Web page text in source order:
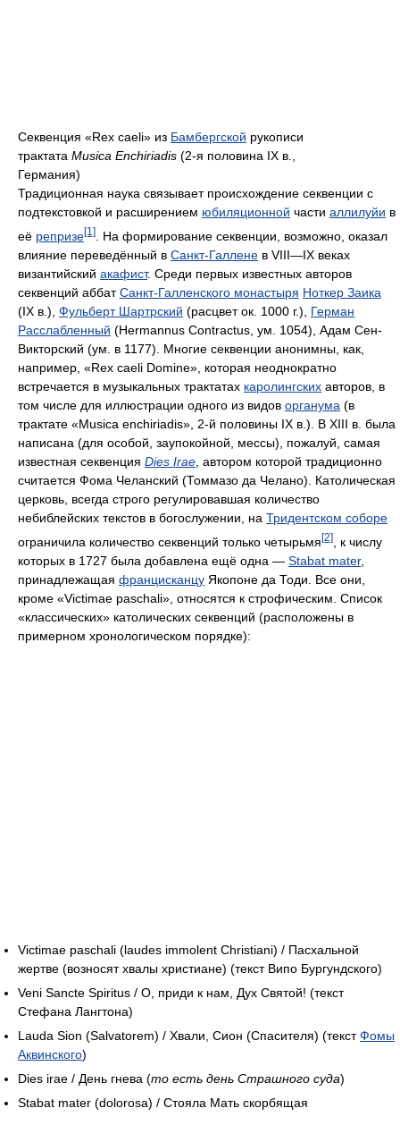
Секвенция «Rex caeli» из Бамбергской рукописи
трактата Musica Enchiriadis (2-я половина IX в.,
Германия)
Традиционная наука связывает происхождение секвенции с
подтекстовкой и расширением юбиляционной части аллилуйи в
её репризе[1]
. На формирование секвенции, возможно, оказал
влияние переведённый в Санкт-Галлене в VIII—IX веках
византийский акафист. Среди первых известных авторов
секвенций аббатСанкт-Галленского монастыря Ноткер Заика
(IX в.), Фульберт Шартрский (расцвет ок. 1000 г.), Герман
Расслабленный (Hermannus Contractus, ум. 1054), Адам Сен-
Викторский (ум. в 1177). Многие секвенции анонимны, как,
например, «Rex caeli Domine», которая неоднократно
встречается в музыкальных трактатах каролингских авторов, в
том числе для иллюстрации одного из видов органума (в
трактате «Musica enchiriadis», 2-й половины IX в.). В XIII в. была
написана (для особой, заупокойной, мессы), пожалуй, самая
известная секвенция Dies Irae , автором которой традиционно
считается Фома Челанский (Томмазо да Челано). Католическая
церковь, всегда строго регулировавшая количество
небиблейских текстов в богослужении, на Тридентском соборе
ограничила количество секвенций только четырьмя[2]
, к числу
которых в 1727 была добавлена ещё одна — Stabat mater,
принадлежащая францисканцу Якопоне да Тоди. Все они,
кроме «Victimae paschali», относятся к строфическим. Список
«классических» католических секвенций (расположены в
примерном хронологическом порядке):
Victimae paschali (laudes immolent Christiani) / Пасхальной
жертве (возносят хвалы христиане) (текст Випо Бургундского)
Veni Sancte Spiritus / О, приди к нам, Дух Святой! (текст
Стефана Лангтона)
Lauda Sion (Salvatorem) / Хвали, Сион (Спасителя) (текстФомы
Аквинского)
Dies irae / День гнева (то есть день Страшного суда)
Stabat mater (dolorosa) / Стояла Мать скорбящая